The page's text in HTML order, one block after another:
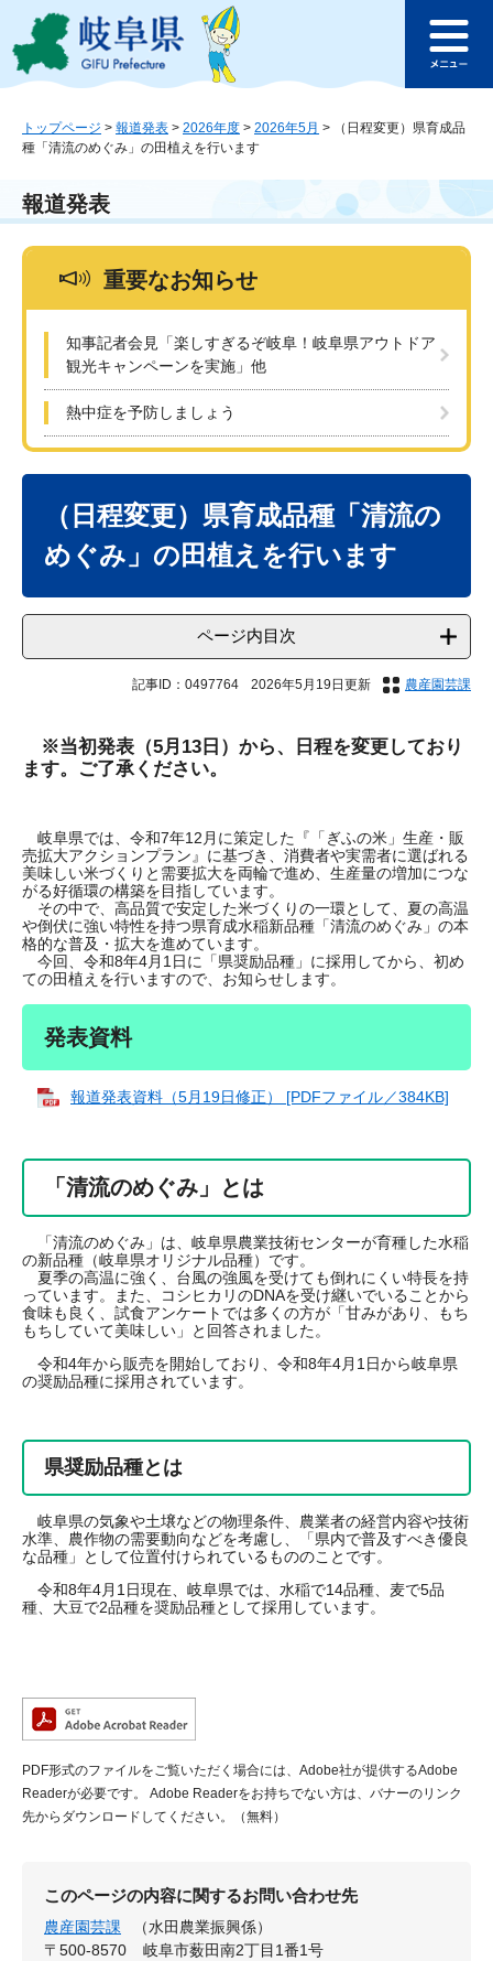
ジ
ュ
本
このページの本文へ
ュ
トップページ > 報道発表 > 2026年度 > 2026年5月 >
（日程変更）県育成品
種「清流のめぐみ」の田植えを行います
報道発表
重要なお知らせ
知事記者会見「楽しすぎるぞ岐阜！岐阜県アウトドア
観光キャンペーンを実施」他
熱中症を予防しましょう
（日程変更）県育成品種「清流の
めぐみ」の田植えを行います
ページ内目次
記事ID：0497764 2026年5月19日更新 農産園芸課
※当初発表（5月13日）から、日程を変更しており
ます。ご了承ください。
岐阜県では、令和7年12月に策定した『「ぎふの米」生産・販
売拡大アクションプラン』に基づき、消費者や実需者に選ばれる
美味しい米づくりと需要拡大を両輪で進め、生産量の増加につな
がる好循環の構築を目指しています。
その中で、高品質で安定した米づくりの一環として、夏の高温
や倒伏に強い特性を持つ県育成水稲新品種「清流のめぐみ」の本
格的な普及・拡大を進めています。
今回、令和8年4月1日に「県奨励品種」に採用してから、初め
ての田植えを行いますので、お知らせします。
発表資料
報道発表資料（5月19日修正） [PDFファイル／384KB]
「清流のめぐみ」とは
「清流のめぐみ」は、岐阜県農業技術センターが育種した水稲
の新品種（岐阜県オリジナル品種）です。
夏季の高温に強く、台風の強風を受けても倒れにくい特長を持
っています。また、コシヒカリのDNAを受け継いでいることから
食味も良く、試食アンケートでは多くの方が「甘みがあり、もち
もちしていて美味しい」と回答されました。
令和4年から販売を開始しており、令和8年4月1日から岐阜県
の奨励品種に採用されています。
県奨励品種とは
岐阜県の気象や土壌などの物理条件、農業者の経営内容や技術
水準、農作物の需要動向などを考慮し、「県内で普及すべき優良
な品種」として位置付けられているもののことです。
令和8年4月1日現在、岐阜県では、水稲で14品種、麦で5品
種、大豆で2品種を奨励品種として採用しています。
PDF形式のファイルをご覧いただく場合には、Adobe社が提供するAdobe
Readerが必要です。
Adobe Readerをお持ちでない方は、バナーのリンク
先からダウンロードしてください。（無料）
このページの内容に関するお問い合わせ先
農産園芸課
（水田農業振興係）
〒500-8570
岐阜市薮田南2丁目1番1号